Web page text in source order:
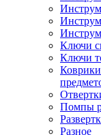
Ключи
Ключи
Помпы
Разное